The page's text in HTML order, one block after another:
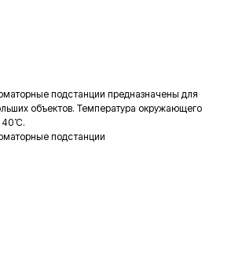
подстанции предназначены для
объектов. Температура окружающего
40 ̊С.
подстанции